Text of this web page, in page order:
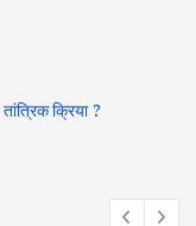
क्रिया ?